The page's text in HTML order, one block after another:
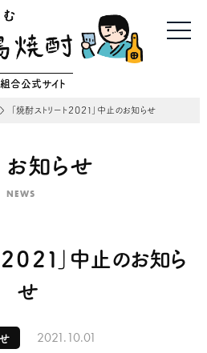
合公式サイト
「焼酎ストリート２０２１」中止のお知らせ
お知らせ
NEWS
２０２１」中止のお知ら
せ
2021.10.01